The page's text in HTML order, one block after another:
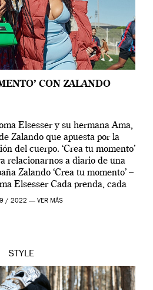
CON ZALANDO
Elsesser y su hermana Ama,
Zalando que apuesta por la
del cuerpo. ‘Crea tu momento’
relacionarnos a diario de una
Zalando ‘Crea tu momento’ –
Elsesser Cada prenda, cada
caracteriza […]
/ 2022 — VER MÁS
STYLE